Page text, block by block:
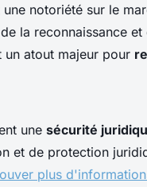
notoriété sur le
la reconnaissance
un atout majeur pour
une sécurité
et de protection
plus